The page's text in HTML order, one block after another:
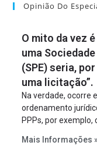
Opinião Do
O mito da vez
uma
(SPE) seria,
uma licitação”.
Na verdade, ocorre
ordenamento
PPPs, por
empreendimento.
Mais Informações